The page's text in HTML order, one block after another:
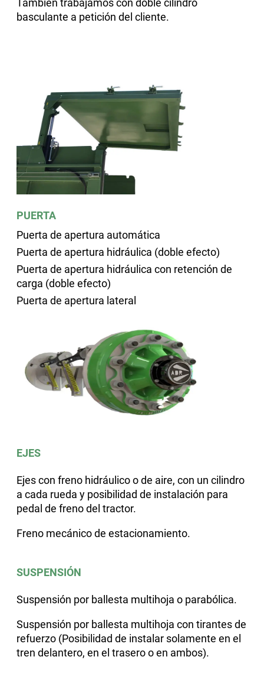
También trabajamos con doble cilindro
basculante a petición del cliente.
PUERTA
Puerta de apertura automática
Puerta de apertura hidráulica (doble efecto)
Puerta de apertura hidráulica con retención de
carga (doble efecto)
Puerta de apertura lateral
EJES
Ejes con freno hidráulico o de aire, con un cilindro
a cada rueda y posibilidad de instalación para
pedal de freno del tractor.
Freno mecánico de estacionamiento.
SUSPENSIÓN
Suspensión por ballesta multihoja o parabólica.
Suspensión por ballesta multihoja con tirantes de
refuerzo (Posibilidad de instalar solamente en el
tren delantero, en el trasero o en ambos).